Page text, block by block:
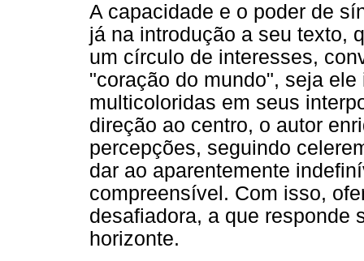
A capacidade e o poder de
já na introdução a seu texto,
um círculo de interesses,
"coração do mundo", seja
multicoloridas em seus
direção ao centro, o autor
percepções, seguindo
dar ao aparentemente
compreensível. Com isso,
desafiadora, a que responde
horizonte.